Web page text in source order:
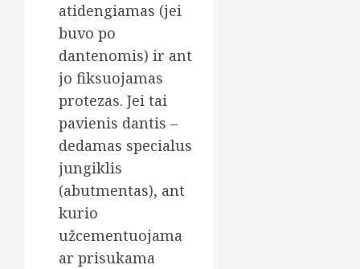
atidengiamas (jei
buvo po
dantenomis) ir ant
jo fiksuojamas
protezas. Jei tai
pavienis dantis –
dedamas specialus
jungiklis
(abutmentas), ant
kurio
užcementuojama
ar prisukama